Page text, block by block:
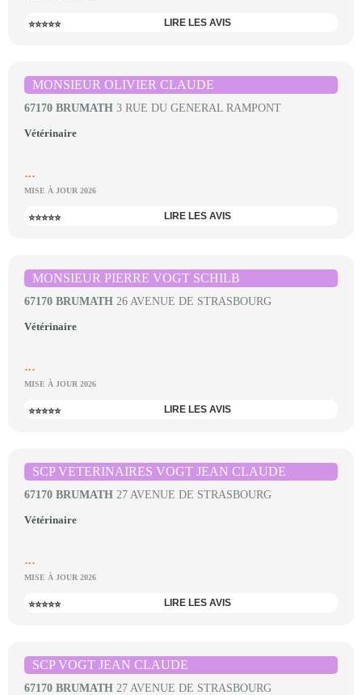
⭐⭐⭐⭐⭐ LIRE LES AVIS
MONSIEUR OLIVIER CLAUDE
67170 BRUMATH 3 RUE DU GENERAL RAMPONT
Vétérinaire
...
MISE À JOUR 2026
⭐⭐⭐⭐⭐ LIRE LES AVIS
MONSIEUR PIERRE VOGT SCHILB
67170 BRUMATH 26 AVENUE DE STRASBOURG
Vétérinaire
...
MISE À JOUR 2026
⭐⭐⭐⭐⭐ LIRE LES AVIS
SCP VETERINAIRES VOGT JEAN CLAUDE
67170 BRUMATH 27 AVENUE DE STRASBOURG
Vétérinaire
...
MISE À JOUR 2026
⭐⭐⭐⭐⭐ LIRE LES AVIS
SCP VOGT JEAN CLAUDE
67170 BRUMATH 27 AVENUE DE STRASBOURG